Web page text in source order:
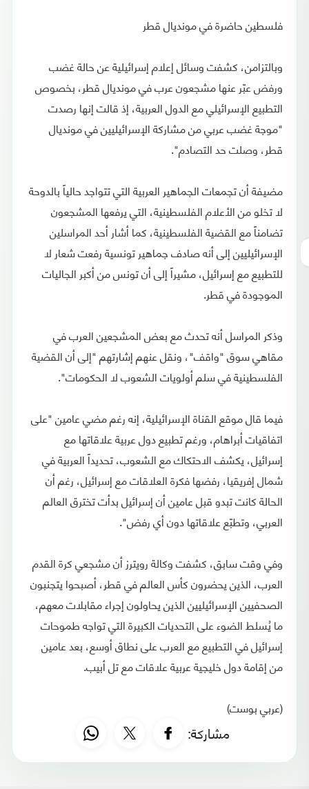
فلسطين حاضرة في مونديال قطر
وبالتزامن، كشفت وسائل إعلام إسرائيلية عن حالة غضب
ورفض عبّر عنها مشجعون عرب في مونديال قطر، بخصوص
التطبيع الإسرائيلي مع الدول العربية، إذ قالت إنها رصدت
"موجة غضب عربي من مشاركة الإسرائيليين في مونديال
قطر، وصلت حد التصادم".
مضيفة أن تجمعات الجماهير العربية التي تتواجد حالياً بالدوحة
لا تخلو من الأعلام الفلسطينية، التي يرفعها المشجعون
تضامناً مع القضية الفلسطينية، كما أشار أحد المراسلين
الإسرائيليين إلى أنه صادف جماهير تونسية رفعت شعار لا
للتطبيع مع إسرائيل، مشيراً إلى أن تونس من أكبر الجاليات
الموجودة في قطر.
وذكر المراسل أنه تحدث مع بعض المشجعين العرب في
مقاهي سوق "واقف"، ونقل عنهم إشارتهم "إلى أن القضية
الفلسطينية في سلم أولويات الشعوب لا الحكومات".
فيما قال موقع القناة الإسرائيلية، إنه رغم مضي عامين "على
اتفاقيات أبراهام، ورغم تطبيع دول عربية علاقاتها مع
إسرائيل، يكشف الاحتكاك مع الشعوب، تحديداً العربية في
شمال إفريقيا، رفضها فكرة العلاقات مع إسرائيل، رغم أن
الحالة كانت تبدو قبل عامين أن إسرائيل بدأت تخترق العالم
العربي، وتطبّع علاقاتها دون أي رفض".
وفي وقت سابق، كشفت وكالة رويترز أن مشجعي كرة القدم
العرب، الذين يحضرون كأس العالم في قطر، أصبحوا يتجنبون
الصحفيين الإسرائيليين الذين يحاولون إجراء مقابلات معهم،
ما يُسلط الضوء على التحديات الكبيرة التي تواجه طموحات
إسرائيل في التطبيع مع العرب على نطاق أوسع، بعد عامين
من إقامة دول خليجية عربية علاقات مع تل أبيب.
(عربي بوست)
مشاركة: